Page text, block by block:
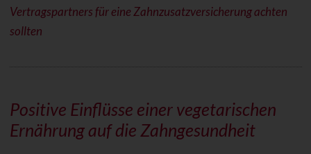
Vertragspartners für eine Zahnzusatzversicherung achten
sollten
Positive Einflüsse einer vegetarischen
Ernährung auf die Zahngesundheit